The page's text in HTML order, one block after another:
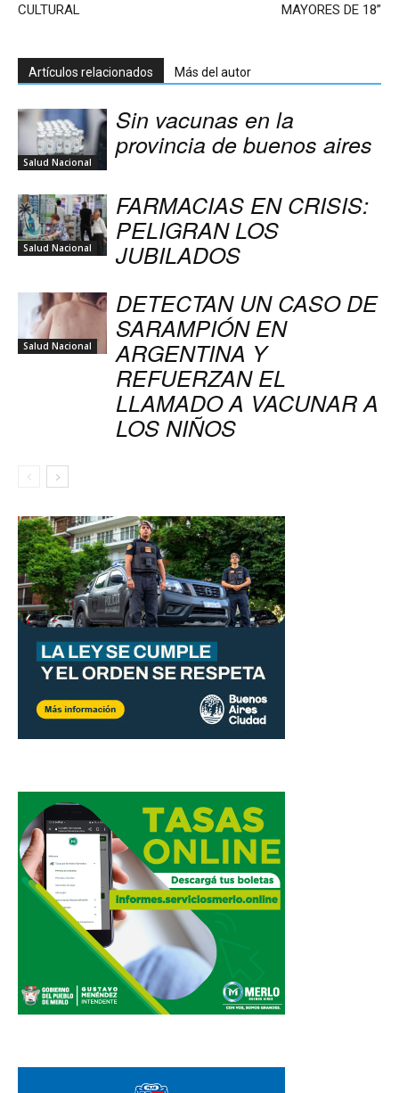
CULTURAL
MAYORES DE 18”
Artículos relacionados Más del autor
Salud Nacional
Sin vacunas en la
provincia de buenos aires
Salud Nacional
FARMACIAS EN CRISIS:
PELIGRAN LOS
JUBILADOS
Salud Nacional
DETECTAN UN CASO DE
SARAMPIÓN EN
ARGENTINA Y
REFUERZAN EL
LLAMADO A VACUNAR A
LOS NIÑOS